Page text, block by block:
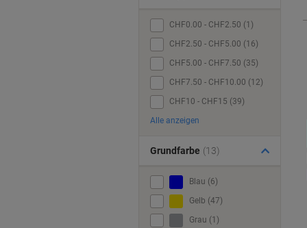
CHF0.00 - CHF2.50 (1)
CHF2.50 - CHF5.00 (16)
CHF5.00 - CHF7.50 (35)
CHF7.50 - CHF10.00 (12)
CHF10 - CHF15 (39)
Alle anzeigen
Grundfarbe (13)
Blau (6)
Gelb (47)
Grau (1)